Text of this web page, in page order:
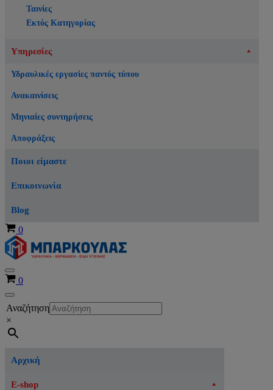
Ταινίες
Εκτός Κατηγορίας
Υπηρεσίες
Υδραυλικές εργασίες παντός τύπου
Ανακαινίσεις
Μηνιαίες συντηρήσεις
Αποφράξεις
Ποιοι είμαστε
Επικοινωνία
Blog
Καλάθι
0
Μενού
πλοήγησης
Καλάθι
0
Μενού
πλοήγησης
Αναζήτηση
×
Αρχική
E-shop